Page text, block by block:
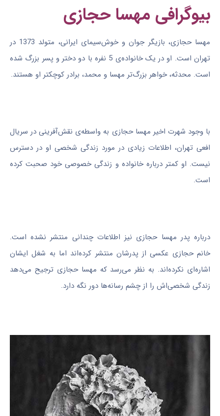
بیوگرافی مهسا حجازی
مهسا حجازی، بازیگر جوان و خوش‌سیمای ایرانی، متولد 1373 در
تهران است. او در یک خانواده‌ی 5 نفره با دو دختر و پسر بزرگ شده
است. محدثه، خواهر بزرگ‌تر مهسا و محمد، برادر کوچکتر او هستند.
با وجود شهرت اخیر مهسا حجازی به واسطه‌ی نقش‌آفرینی در سریال
افعی تهران، اطلاعات زیادی در مورد زندگی شخصی او در دسترس
نیست. او کمتر درباره خانواده و زندگی خصوصی خود صحبت کرده
است.
درباره پدر مهسا حجازی نیز اطلاعات چندانی منتشر نشده است.
خانم حجازی عکسی از پدرشان منتشر کرده‌اند اما به شغل ایشان
اشاره‌ای نکرده‌اند. به نظر می‌رسد که مهسا حجازی ترجیح می‌دهد
زندگی شخصی‌اش را از چشم رسانه‌ها دور نگه دارد.